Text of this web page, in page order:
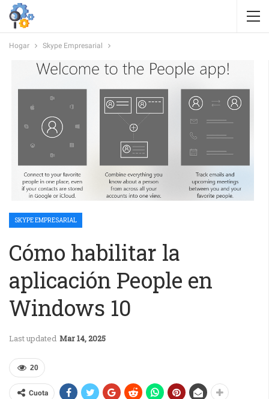
Hogar Skype Empresarial
SKYPE EMPRESARIAL
Cómo habilitar la
aplicación People en
Windows 10
Last updated Mar 14, 2025
20
Cuota